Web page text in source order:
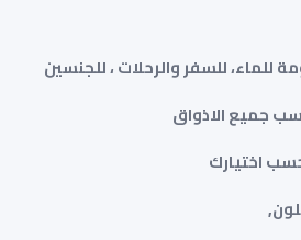
للماء، للسفر والرحلات ، للجنسين
جميع الاذواق